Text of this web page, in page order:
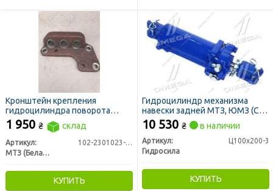
Кронштейн крепления
гидроцилиндра поворота
ЦС-50 (МТЗ-82)
1 950 ₴ склад
Артикул:
102-2301023-01
МТЗ (Беларусь)
КУПИТЬ
Гидроцилиндр механизма
навески задней МТЗ, ЮМЗ (С
100/40х200) (пр-во Гидросила)
10 530 ₴ в наличии
Артикул:
Ц100х200-3
Гидросила
КУПИТЬ